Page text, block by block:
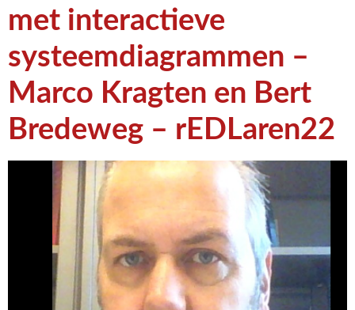
met interactieve
systeemdiagrammen –
Marco Kragten en Bert
Bredeweg – rEDLaren22